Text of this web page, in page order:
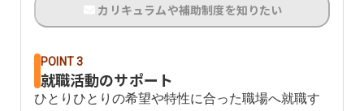
カリキュラムや補助制度を知りたい
POINT 3
就職活動のサポート
ひとりひとりの希望や特性に合った職場へ就職す